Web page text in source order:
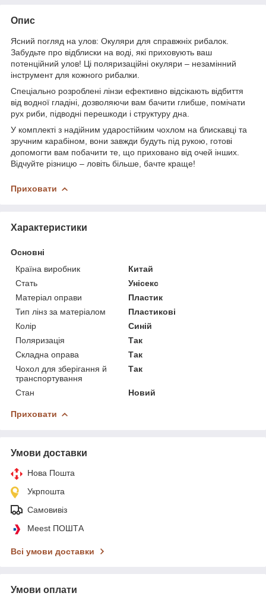
Опис
Ясний погляд на улов: Окуляри для справжніх рибалок.
Забудьте про відблиски на воді, які приховують ваш
потенційний улов! Ці поляризаційні окуляри – незамінний
інструмент для кожного рибалки.
Спеціально розроблені лінзи ефективно відсікають відбиття
від водної гладіні, дозволяючи вам бачити глибше, помічати
рух риби, підводні перешкоди і структуру дна.
У комплекті з надійним ударостійким чохлом на блискавці та
зручним карабіном, вони завжди будуть під рукою, готові
допомогти вам побачити те, що приховано від очей інших.
Відчуйте різницю – ловіть більше, бачте краще!
Приховати
Характеристики
Основні
Країна виробник
Китай
Стать
Унісекс
Матеріал оправи
Пластик
Тип лінз за матеріалом
Пластикові
Колір
Синій
Поляризація
Так
Складна оправа
Так
Чохол для зберігання й
транспортування
Так
Стан Новий
Приховати
Умови доставки
Нова Пошта
Укрпошта
Самовивіз
Meest ПОШТА
Всі умови доставки
Умови оплати